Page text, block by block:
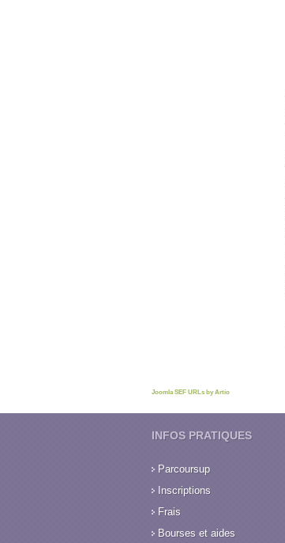
Joomla SEF URLs by Artio
INFOS PRATIQUES
Parcoursup
Inscriptions
Frais
Bourses et aides